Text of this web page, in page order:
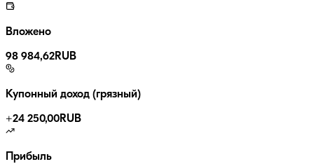
Вложено
98 984,62RUB
Купонный доход (грязный)
+24 250,00RUB
Прибыль